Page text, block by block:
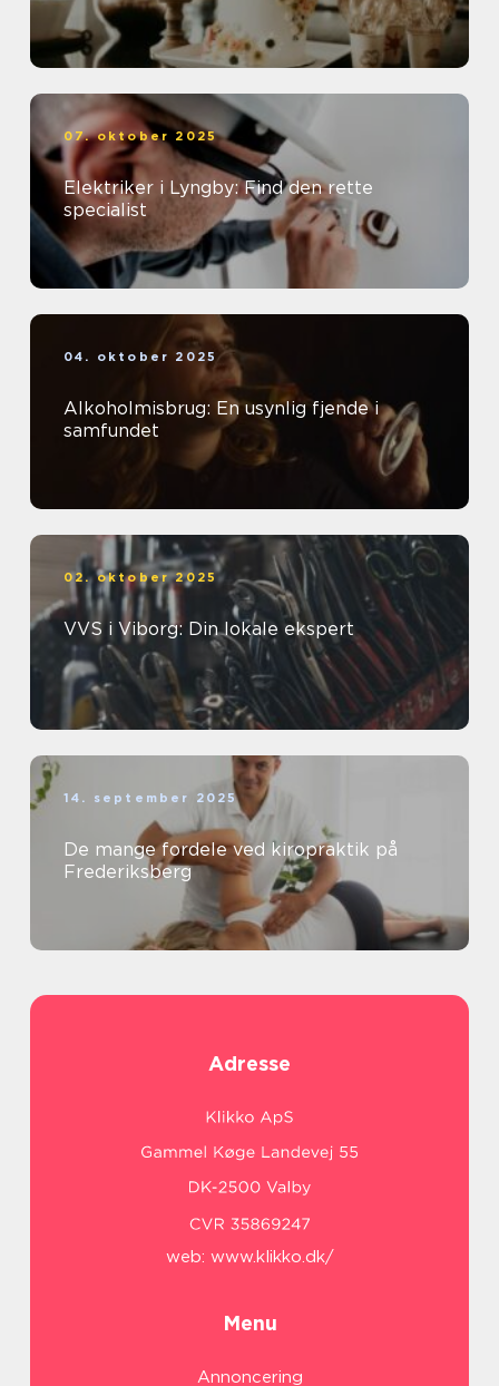
07. oktober 2025
Elektriker i Lyngby: Find den rette
specialist
04. oktober 2025
Alkoholmisbrug: En usynlig fjende i
samfundet
02. oktober 2025
VVS i Viborg: Din lokale ekspert
14. september 2025
De mange fordele ved kiropraktik på
Frederiksberg
Adresse
web: www.klikko.dk/
Menu
Annoncering